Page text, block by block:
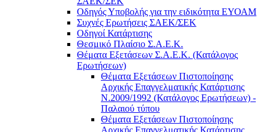
Οδηγός Υποβολής για την ειδικότητα ΕΥΟΑΜ
Συχνές Ερωτήσεις ΣΑΕΚ/ΣΕΚ
Οδηγοί Κατάρτισης
Θεσμικό Πλαίσιο Σ.Α.Ε.Κ.
Θέματα Εξετάσεων Σ.Α.Ε.Κ. (Κατάλογος
Ερωτήσεων)
Θέματα Εξετάσεων Πιστοποίησης
Αρχικής Επαγγελματικής Κατάρτισης
Ν.2009/1992 (Κατάλογος Ερωτήσεων) -
Παλαιού τύπου
Θέματα Εξετάσεων Πιστοποίησης
Αρχικής Επαγγελματικής Κατάρτισης